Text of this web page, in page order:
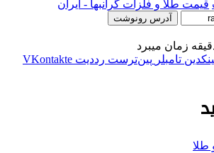
قیمت طلا و فلزات گرانبها - ایران
آدرس رونوشت
‫تامبلر ‫پین‌ترست ‫رددیت ‫VKontakte
طلا